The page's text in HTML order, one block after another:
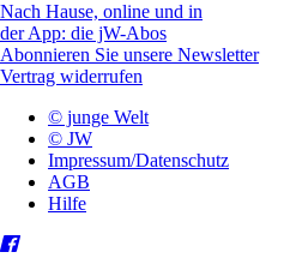
Nach Hause, online und in
der App: die jW-Abos
Abonnieren Sie unsere Newsletter
Vertrag widerrufen
© junge Welt
© JW
Impressum/Datenschutz
AGB
Hilfe